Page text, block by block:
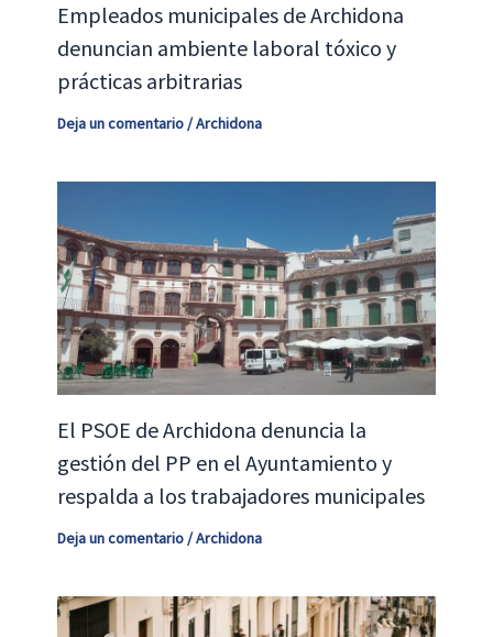
Empleados municipales de Archidona
denuncian ambiente laboral tóxico y
prácticas arbitrarias
Deja un comentario/Archidona
El PSOE de Archidona denuncia la
gestión del PP en el Ayuntamiento y
respalda a los trabajadores municipales
Deja un comentario/Archidona